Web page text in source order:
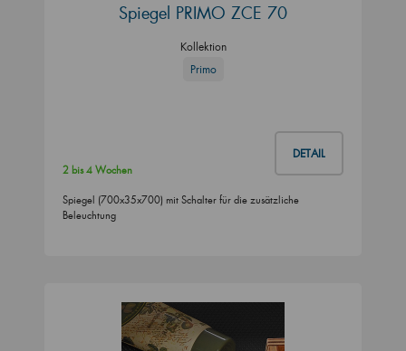
Spiegel PRIMO ZCE 70
Kollektion
Primo
DETAIL
2 bis 4 Wochen
Spiegel (700x35x700) mit Schalter für die zusätzliche
Beleuchtung